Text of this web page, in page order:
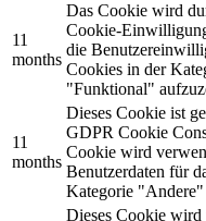
11
months
Das Cookie wird
Cookie-
die
Cookies in der
"Funktional"
11
months
Dieses Cookie ist
GDPR Cookie
Cookie wird
Benutzerdaten für
Kategorie "Andere"
Dieses Cookie